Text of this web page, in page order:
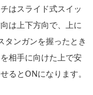
はスライド式スイッ
は上下方向で、上に
タンガンを握ったとき
相手に向けた上で安
るとONになります。